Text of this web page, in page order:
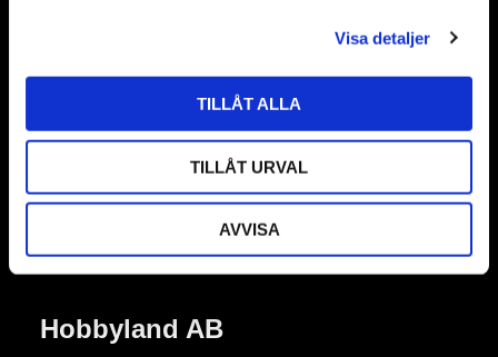
Visa detaljer
TILLÅT ALLA
TILLÅT URVAL
AVVISA
Nyhetsbrev
Prenumerera
Hobbyland AB